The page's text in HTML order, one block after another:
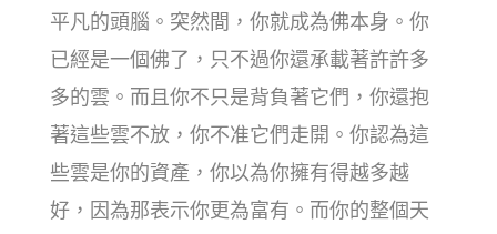
平凡的頭腦。突然間，你就成為佛本身。你
已經是一個佛了，只不過你還承載著許許多
多的雲。而且你不只是背負著它們，你還抱
著這些雲不放，你不准它們走開。你認為這
些雲是你的資產，你以為你擁有得越多越
好，因為那表示你更為富有。而你的整個天